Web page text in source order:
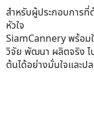
สำหรับผู้ประกอบการ
หัวใจ
SiamCannery พร้อม
วิจัย พัฒนา ผลิตจริง ไ
ต้นได้อย่างมั่นใจและป